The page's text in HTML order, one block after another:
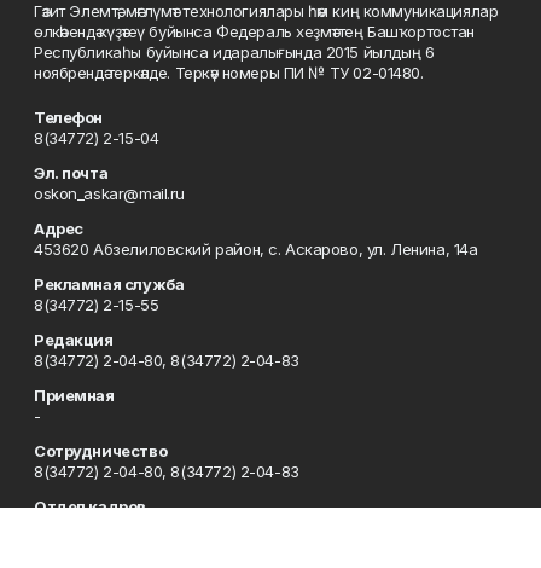
Гәзит Элемтә, мәғлүмәт технологиялары һәм киң коммуникациялар
өлкәһендә күҙәтеү буйынса Федераль хеҙмәттең Башҡортостан
Республикаһы буйынса идаралығында 2015 йылдың 6
ноябрендә теркәлде. Теркәү номеры ПИ № ТУ 02-01480.
Телефон
8(34772) 2-15-04
Эл. почта
oskon_askar@mail.ru
Адрес
453620 Абзелиловский район, с. Аскарово, ул. Ленина, 14а
Рекламная служба
8(34772) 2-15-55
Редакция
8(34772) 2-04-80, 8(34772) 2-04-83
Приемная
-
Сотрудничество
8(34772) 2-04-80, 8(34772) 2-04-83
Отдел кадров